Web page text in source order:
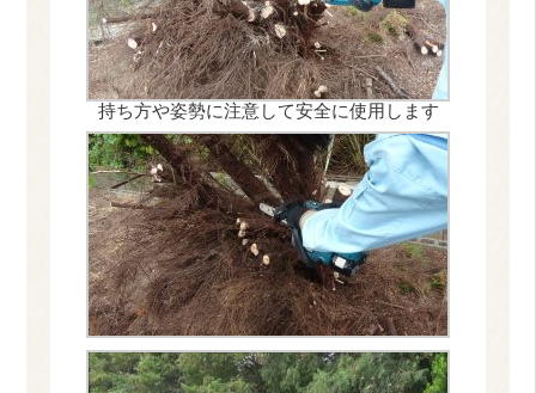
持ち方や姿勢に注意して安全に使用します